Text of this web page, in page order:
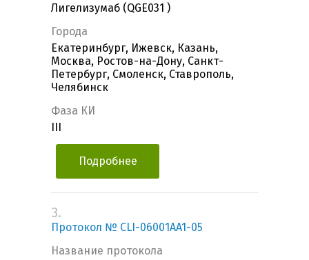
Лигелизумаб (QGE031 )
Города
Екатеринбург, Ижевск, Казань,
Москва, Ростов-на-Дону, Санкт-
Петербург, Смоленск, Ставрополь,
Челябинск
Фаза КИ
Подробнее
3.
Протокол № CLI-06001AA1-05
Название протокола